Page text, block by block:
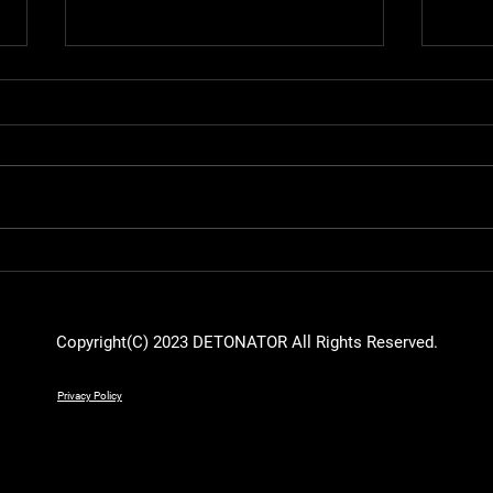
Copyright(C) 2023 DETONATOR All Rights Reserved.
Privacy Policy